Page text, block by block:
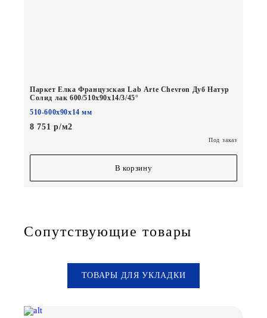
Паркет Елка Французская Lab Arte Chevron Дуб Натур
Солид лак 600/510х90х14/3/45°
510-600х90х14 мм
8 751 р/м2
Под заказ
В корзину
Сопутствующие товары
ТОВАРЫ ДЛЯ УКЛАДКИ